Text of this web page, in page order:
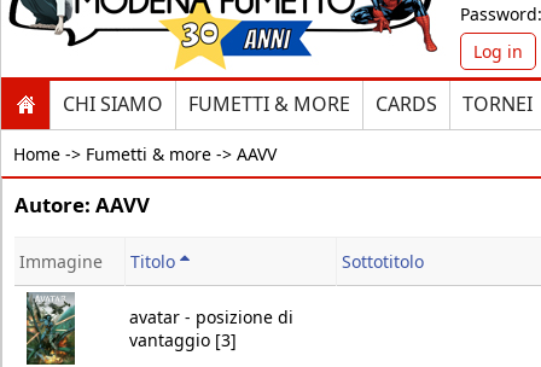
Password:
Log in
CHI SIAMO FUMETTI & MORE CARDS TORNEI
Home -> Fumetti & more -> AAVV
Autore: AAVV
Immagine Titolo Sottotitolo
avatar - posizione di
vantaggio [3]